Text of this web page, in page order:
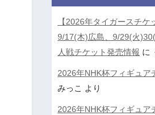
【2026年タイガースチケ
9/17(木)広島、9/29(火
人戦チケット発売情報 に
2026年NHK杯フィギュア
みっこ より
2026年NHK杯フィギュア